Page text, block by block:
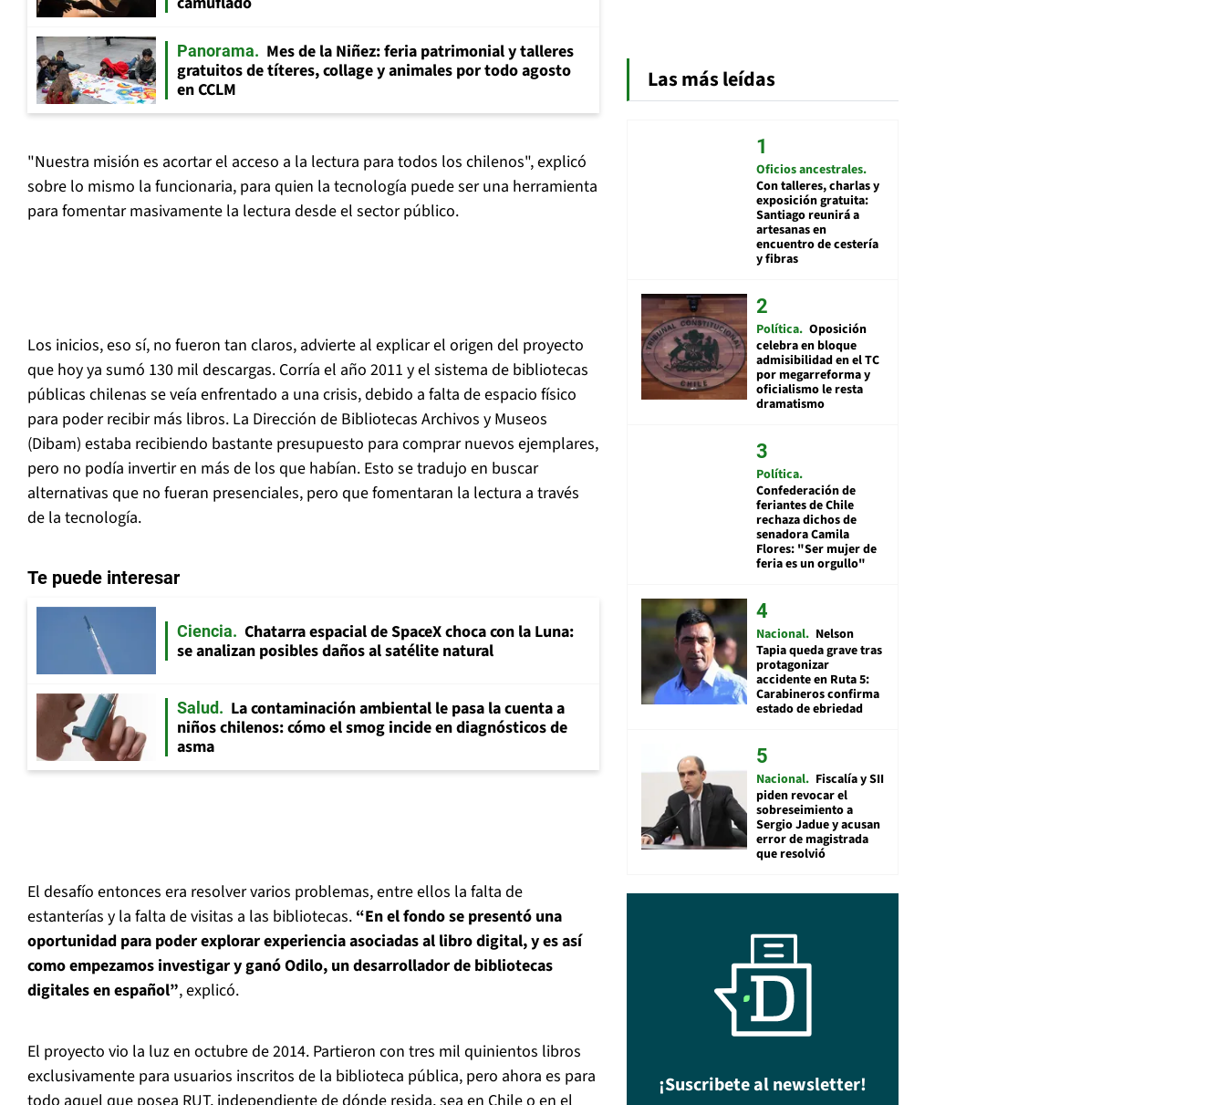
Panorama
Mes de la Niñez: feria patrimonial y talleres
gratuitos de títeres, collage y animales por todo agosto
en CCLM
"Nuestra misión es acortar el acceso a la lectura para todos los chilenos", explicó
sobre lo mismo la funcionaria, para quien la tecnología puede ser una herramienta
para fomentar masivamente la lectura desde el sector público.
Los inicios, eso sí, no fueron tan claros, advierte al explicar el origen del proyecto
que hoy ya sumó 130 mil descargas. Corría el año 2011 y el sistema de bibliotecas
públicas chilenas se veía enfrentado a una crisis, debido a falta de espacio físico
para poder recibir más libros. La Dirección de Bibliotecas Archivos y Museos
(Dibam) estaba recibiendo bastante presupuesto para comprar nuevos ejemplares,
pero no podía invertir en más de los que habían. Esto se tradujo en buscar
alternativas que no fueran presenciales, pero que fomentaran la lectura a través
de la tecnología.
Te puede interesar
Ciencia
Chatarra espacial de SpaceX choca con la Luna:
se analizan posibles daños al satélite natural
Salud
La contaminación ambiental le pasa la cuenta a
niños chilenos: cómo el smog incide en diagnósticos de
asma
El desafío entonces era resolver varios problemas, entre ellos la falta de
estanterías y la falta de visitas a las bibliotecas. “En el fondo se presentó una
oportunidad para poder explorar experiencia asociadas al libro digital, y es así
como empezamos investigar y ganó Odilo, un desarrollador de bibliotecas
digitales en español”, explicó.
El proyecto vio la luz en octubre de 2014. Partieron con tres mil quinientos libros
exclusivamente para usuarios inscritos de la biblioteca pública, pero ahora es para
Las más leídas
Oficios ancestrales
Con talleres, charlas y
exposición gratuita:
Santiago reunirá a
artesanas en
encuentro de cestería
y fibras
Política Oposición
celebra en bloque
admisibilidad en el TC
por megarreforma y
oficialismo le resta
dramatismo
Política
Confederación de
feriantes de Chile
rechaza dichos de
senadora Camila
Flores: "Ser mujer de
feria es un orgullo"
Nacional Nelson
Tapia queda grave tras
protagonizar
accidente en Ruta 5:
Carabineros confirma
estado de ebriedad
Nacional Fiscalía y SII
piden revocar el
sobreseimiento a
Sergio Jadue y acusan
error de magistrada
que resolvió
¡Suscribete al newsletter!